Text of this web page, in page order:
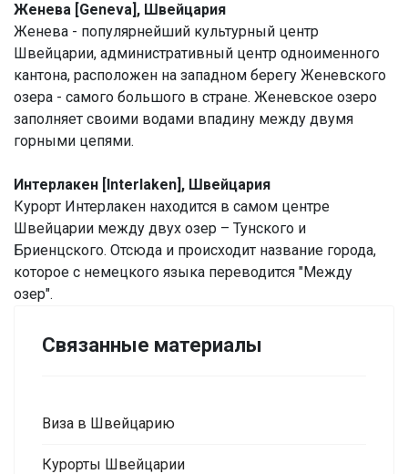
Женева [Geneva], Швейцария
Женева - популярнейший культурный центр
Швейцарии, административный центр одноименного
кантона, расположен на западном берегу Женевского
озера - самого большого в стране. Женевское озеро
заполняет своими водами впадину между двумя
горными цепями.
Интерлакен [Interlaken], Швейцария
Курорт Интерлакен находится в самом центре
Швейцарии между двух озер – Тунского и
Бриенцского. Отсюда и происходит название города,
которое с немецкого языка переводится "Между
озер".
Связанные материалы
Виза в Швейцарию
Курорты Швейцарии